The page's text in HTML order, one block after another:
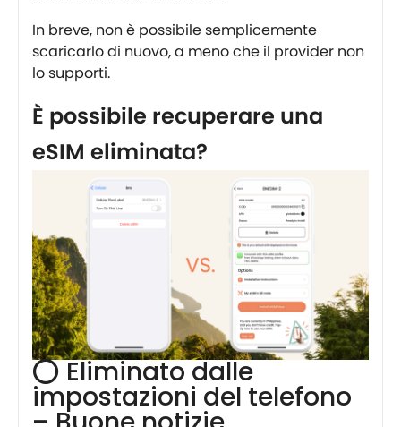
In breve, non è possibile semplicemente
scaricarlo di nuovo, a meno che il provider non
lo supporti.
È possibile recuperare una
eSIM eliminata?
⭕ Eliminato dalle
impostazioni del telefono